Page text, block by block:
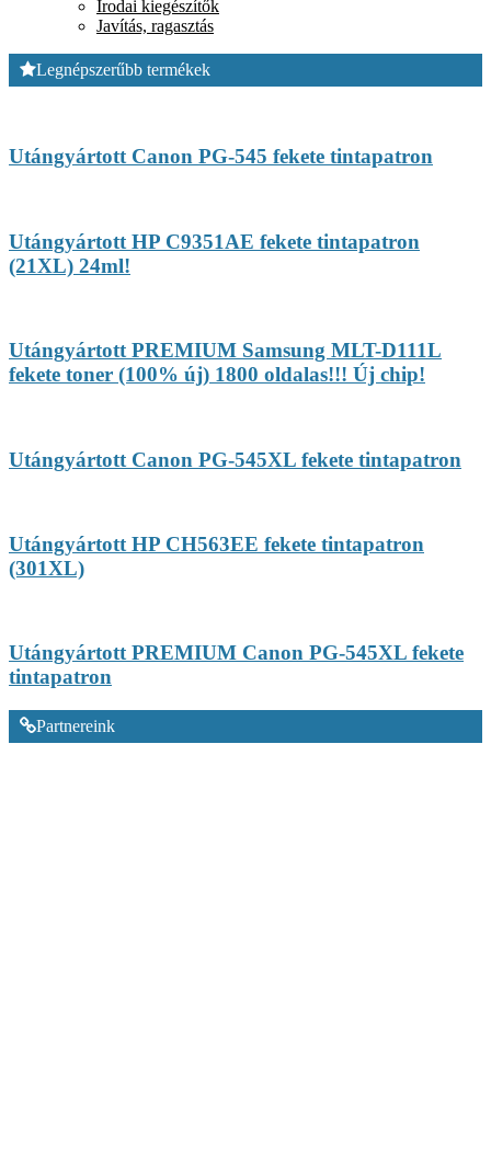
Irodai kiegészítők
Javítás, ragasztás
Legnépszerűbb termékek
Utángyártott Canon PG-545 fekete tintapatron
Utángyártott HP C9351AE fekete tintapatron
(21XL) 24ml!
Utángyártott PREMIUM Samsung MLT-D111L
fekete toner (100% új) 1800 oldalas!!! Új chip!
Utángyártott Canon PG-545XL fekete tintapatron
Utángyártott HP CH563EE fekete tintapatron
(301XL)
Utángyártott PREMIUM Canon PG-545XL fekete
tintapatron
Partnereink